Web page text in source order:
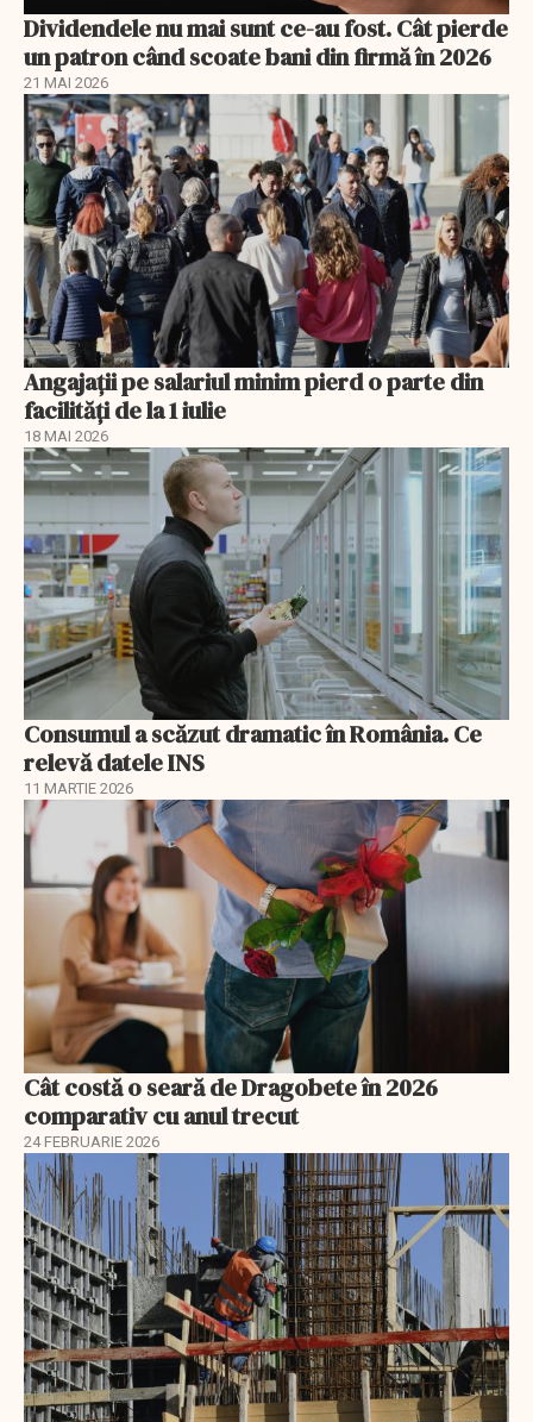
Dividendele nu mai sunt ce-au fost. Cât pierde
un patron când scoate bani din firmă în 2026
21 MAI 2026
Angajații pe salariul minim pierd o parte din
facilități de la 1 iulie
18 MAI 2026
Consumul a scăzut dramatic în România. Ce
relevă datele INS
11 MARTIE 2026
Cât costă o seară de Dragobete în 2026
comparativ cu anul trecut
24 FEBRUARIE 2026